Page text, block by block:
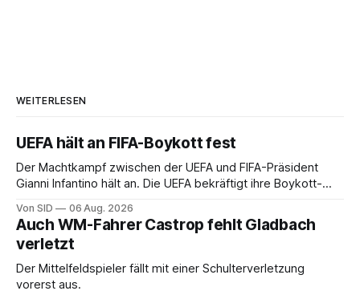
WEITERLESEN
UEFA hält an FIFA-Boykott fest
Der Machtkampf zwischen der UEFA und FIFA-Präsident
Gianni Infantino hält an. Die UEFA bekräftigt ihre Boykott-
Von SID 06 Aug. 2026
Auch WM-Fahrer Castrop fehlt Gladbach
verletzt
Der Mittelfeldspieler fällt mit einer Schulterverletzung
vorerst aus.